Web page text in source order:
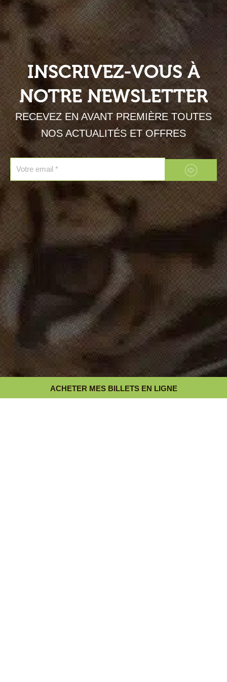
ACHETER MES BILLETS EN LIGNE
INSCRIVEZ-VOUS À
NOTRE NEWSLETTER
RECEVEZ EN AVANT PREMIÈRE TOUTES
NOS ACTUALITÉS ET OFFRES
Envoyer